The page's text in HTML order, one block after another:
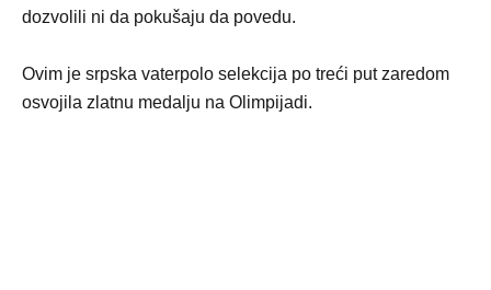
dozvolili ni da pokušaju da povedu.
Ovim je srpska vaterpolo selekcija po treći put zaredom
osvojila zlatnu medalju na Olimpijadi.